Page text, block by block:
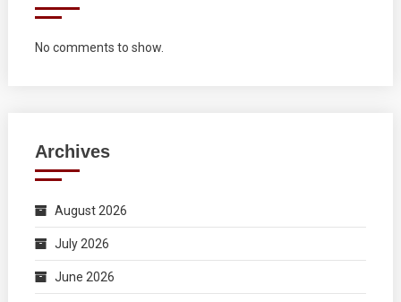
No comments to show.
Archives
August 2026
July 2026
June 2026